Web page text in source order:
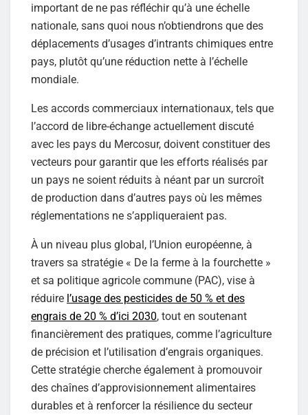
important de ne pas réfléchir qu’à une échelle
nationale, sans quoi nous n’obtiendrons que des
déplacements d’usages d’intrants chimiques entre
pays, plutôt qu’une réduction nette à l’échelle
mondiale.
Les accords commerciaux internationaux, tels que
l’accord de libre-échange actuellement discuté
avec les pays du Mercosur, doivent constituer des
vecteurs pour garantir que les efforts réalisés par
un pays ne soient réduits à néant par un surcroît
de production dans d’autres pays où les mêmes
réglementations ne s’appliqueraient pas.
À un niveau plus global, l’Union européenne, à
travers sa stratégie « De la ferme à la fourchette »
et sa politique agricole commune (PAC), vise à
réduire l’usage des pesticides de 50 % et des
engrais de 20 % d’ici 2030, tout en soutenant
financièrement des pratiques, comme l’agriculture
de précision et l’utilisation d’engrais organiques.
Cette stratégie cherche également à promouvoir
des chaînes d’approvisionnement alimentaires
durables et à renforcer la résilience du secteur